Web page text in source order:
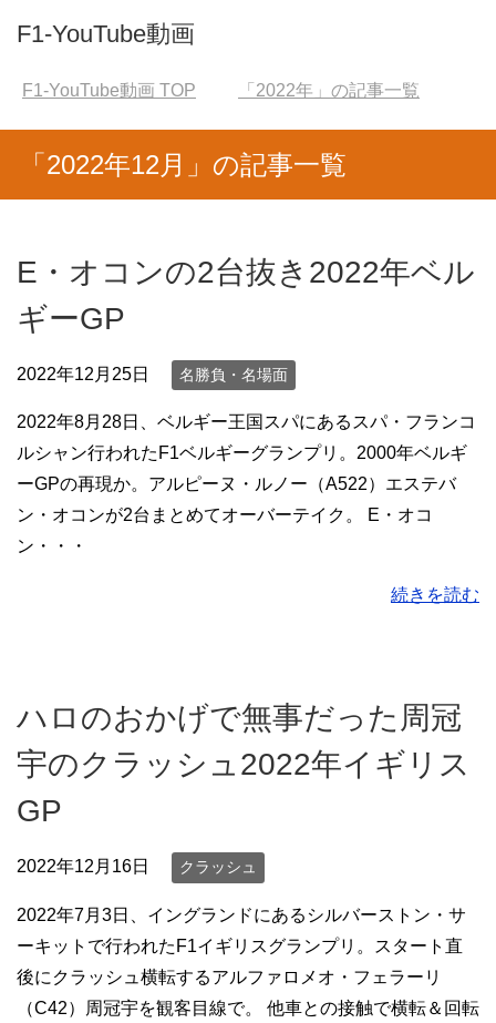
F1-YouTube動画
F1-YouTube動画 TOP 「2022年」の記事一覧
「2022年12月」の記事一覧
E・オコンの2台抜き2022年ベル
ギーGP
2022年12月25日 名勝負・名場面
2022年8月28日、ベルギー王国スパにあるスパ・フランコ
ルシャン行われたF1ベルギーグランプリ。2000年ベルギ
ーGPの再現か。アルピーヌ・ルノー（A522）エステバ
ン・オコンが2台まとめてオーバーテイク。 E・オコ
ン・・・
続きを読む
ハロのおかげで無事だった周冠
宇のクラッシュ2022年イギリス
GP
2022年12月16日 クラッシュ
2022年7月3日、イングランドにあるシルバーストン・サ
ーキットで行われたF1イギリスグランプリ。スタート直
後にクラッシュ横転するアルファロメオ・フェラーリ
（C42）周冠宇を観客目線で。 他車との接触で横転＆回転